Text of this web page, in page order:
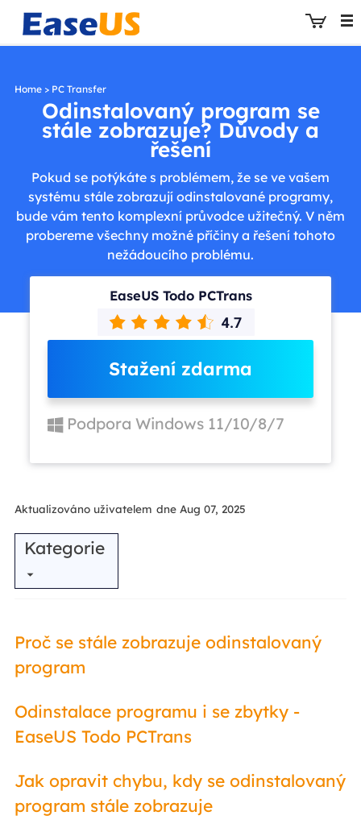
EaseUS
Home> PC Transfer
Odinstalovaný program se
stále zobrazuje? Důvody a
řešení
Pokud se potýkáte s problémem, že se ve vašem
systému stále zobrazují odinstalované programy,
bude vám tento komplexní průvodce užitečný. V něm
probereme všechny možné příčiny a řešení tohoto
nežádoucího problému.
EaseUS Todo PCTrans
Stažení zdarma
Podpora Windows 11/10/8/7
Aktualizováno uživatelem dne Aug 07, 2025
Kategorie
Proč se stále zobrazuje odinstalovaný
program
Odinstalace programu i se zbytky -
EaseUS Todo PCTrans
Jak opravit chybu, kdy se odinstalovaný
program stále zobrazuje